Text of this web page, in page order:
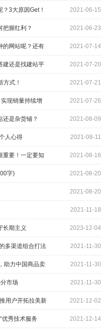
3大原因Get！ 2021-06-15
把握红利？ 2021-06-23
的网站呢？还有
2021-07-14
建还是找建站平
2021-07-20
式！ 2021-07-21
现销量持续增
2021-07-26
还是杂货铺？ 2021-08-09
人心得 2021-08-11
重要！一定要知
2021-08-16
字) 2021-08-20
2021-08-20
2021-11-18
长期主义 2023-12-04
多渠道组合打法 2021-11-30
助力中国商品卖
2021-11-30
市场 2021-11-30
用户开拓拉美新
2021-12-02
秀技术服务
2021-12-14